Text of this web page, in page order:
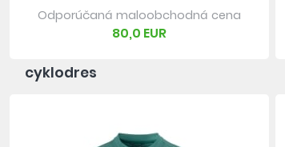
Odporúčaná maloobchodná cena
80,0 EUR
cyklodres